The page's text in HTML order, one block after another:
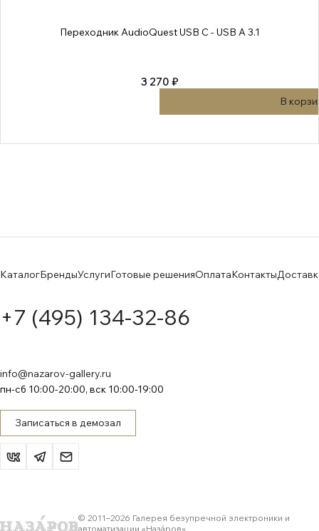
Переходник AudioQuest USB C - USB A 3.1
3 270 ₽
В
КаталогБрендыУслугиГотовые решенияОплатаКонтакты
+7 (495) 134-32-86
info@nazarov-gallery.ru
пн-сб 10:00-20:00, вск 10:00-19:00
Записаться в демозал
© 2011–2026 Галерея безупречной электроники и
автоматизации «Назáров»